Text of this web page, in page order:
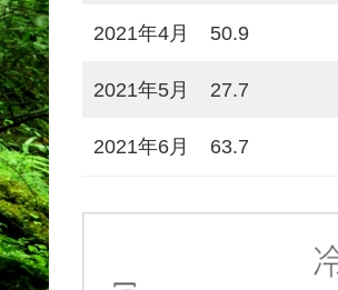
2021年4月 50.9
2021年5月 27.7
2021年6月 63.7